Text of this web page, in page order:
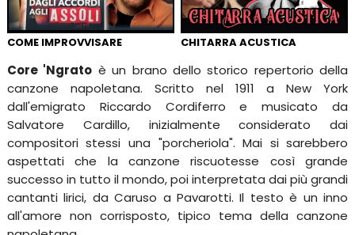
COME IMPROVVISARE CHITARRA ACUSTICA
Core 'Ngrato è un brano dello storico repertorio della
canzone napoletana. Scritto nel 1911 a New York
dall'emigrato Riccardo Cordiferro e musicato da
Salvatore Cardillo, inizialmente considerato dai
compositori stessi una "porcheriola". Mai si sarebbero
aspettati che la canzone riscuotesse così grande
successo in tutto il mondo, poi interpretata dai più grandi
cantanti lirici, da Caruso a Pavarotti. Il testo è un inno
all'amore non corrisposto, tipico tema della canzone